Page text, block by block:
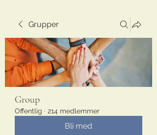
Grupper
Group
Offentlig · 214 medlemmer
Bli med